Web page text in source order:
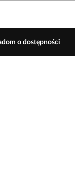
o dostępności